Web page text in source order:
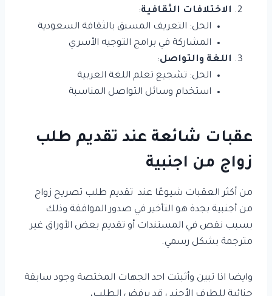
الاختلافات الثقافية:
الحل: التعريف المسبق بالثقافة السعودية
المشاركة في برامج التوجيه الأسري
اللغة والتواصل:
الحل: تشجيع تعلم اللغة العربية
استخدام وسائل التواصل المناسبة
عقبات شائعة عند تقديم طلب
زواج من اجنبية
من أكثر العقبات شيوعًا عند تقديم طلب تصريح زواج
من أجنبية بجدة هو التأخير في صدور الموافقة وذلك
بسبب نقص في المستندات أو تقديم بعض الأوراق غير
مترجمة بشكل رسمي.
وايضا اذا تبين وأثبتت احد الجهات المختصة وجود سابقة